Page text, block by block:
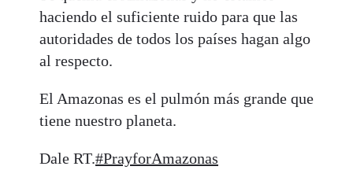
haciendo el suficiente ruido para que las
autoridades de todos los países hagan algo
al respecto.
El Amazonas es el pulmón más grande que
tiene nuestro planeta.
Dale RT.#PrayforAmazonas